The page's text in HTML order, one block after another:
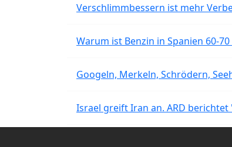
Verschlimmbessern ist mehr
Warum ist Benzin in Spanien 60-
Googeln, Merkeln, Schrödern,
Israel greift Iran an. ARD